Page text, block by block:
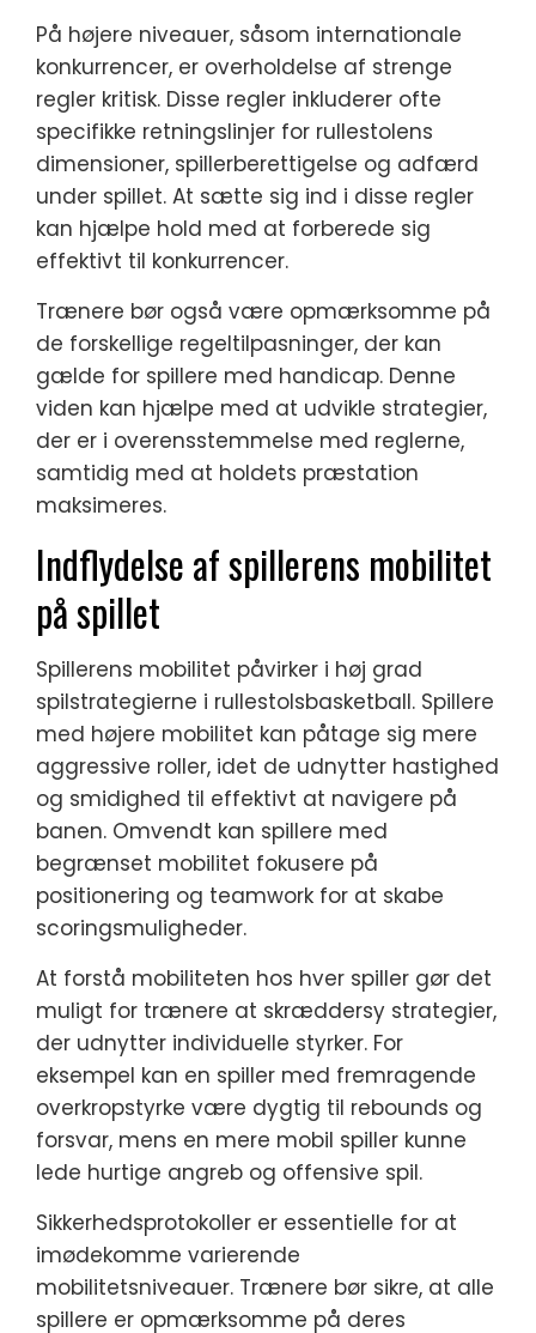
På højere niveauer, såsom internationale
konkurrencer, er overholdelse af strenge
regler kritisk. Disse regler inkluderer ofte
specifikke retningslinjer for rullestolens
dimensioner, spillerberettigelse og adfærd
under spillet. At sætte sig ind i disse regler
kan hjælpe hold med at forberede sig
effektivt til konkurrencer.
Trænere bør også være opmærksomme på
de forskellige regeltilpasninger, der kan
gælde for spillere med handicap. Denne
viden kan hjælpe med at udvikle strategier,
der er i overensstemmelse med reglerne,
samtidig med at holdets præstation
maksimeres.
Indflydelse af spillerens mobilitet
på spillet
Spillerens mobilitet påvirker i høj grad
spilstrategierne i rullestolsbasketball. Spillere
med højere mobilitet kan påtage sig mere
aggressive roller, idet de udnytter hastighed
og smidighed til effektivt at navigere på
banen. Omvendt kan spillere med
begrænset mobilitet fokusere på
positionering og teamwork for at skabe
scoringsmuligheder.
At forstå mobiliteten hos hver spiller gør det
muligt for trænere at skræddersy strategier,
der udnytter individuelle styrker. For
eksempel kan en spiller med fremragende
overkropstyrke være dygtig til rebounds og
forsvar, mens en mere mobil spiller kunne
lede hurtige angreb og offensive spil.
Sikkerhedsprotokoller er essentielle for at
imødekomme varierende
mobilitetsniveauer. Trænere bør sikre, at alle
spillere er opmærksomme på deres